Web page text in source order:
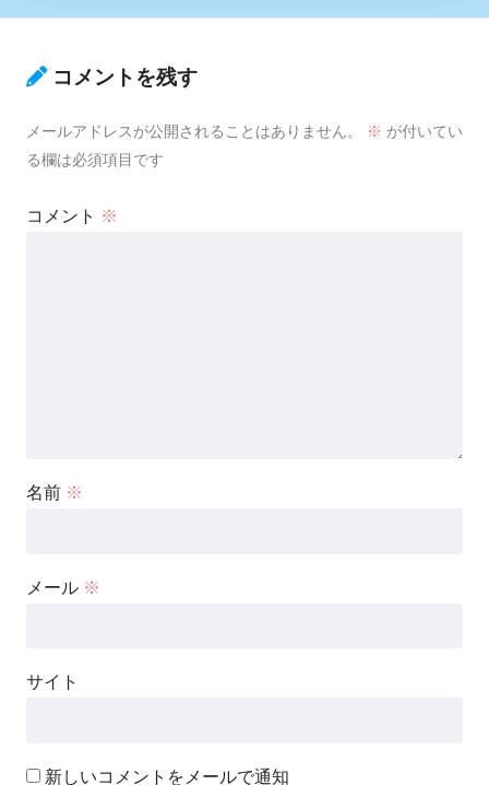
コメントを残す
メールアドレスが公開されることはありません。 ※ が付いてい
る欄は必須項目です
コメント ※
名前 ※
メール ※
サイト
新しいコメントをメールで通知